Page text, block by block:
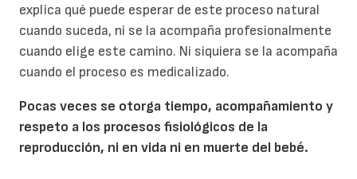
explica qué puede esperar de este proceso natural
cuando suceda, ni se la acompaña profesionalmente
cuando elige este camino. Ni siquiera se la acompaña
cuando el proceso es medicalizado.
Pocas veces se otorga tiempo, acompañamiento y
respeto a los procesos fisiológicos de la
reproducción, ni en vida ni en muerte del bebé.